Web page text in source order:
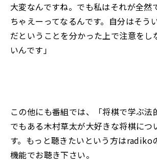
大変なんですね。でも私はそれが全然
ちゃえーってなるんです。自分はそう
だということを分かった上で注意をし
いんです」
この他にも番組では、「将棋で学ぶ法
でもある木村草太が大好きな将棋につ
す。もっと聴きたいという方はradiko
機能でお聴き下さい。